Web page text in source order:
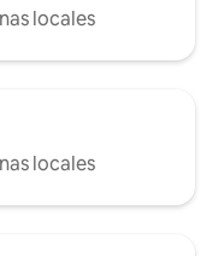
locales
locales